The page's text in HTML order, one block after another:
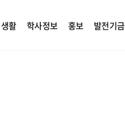
활 학사정보 홍보 발전기금